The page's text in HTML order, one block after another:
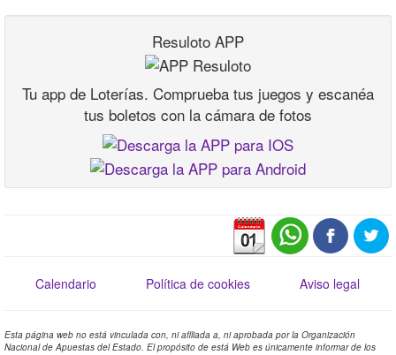
Resuloto APP
Tu app de Loterías. Comprueba tus juegos y escanéa
tus boletos con la cámara de fotos
Calendario Política de cookies Aviso legal
Esta página web no está vinculada con, ni afiliada a, ni aprobada por la Organización
Nacional de Apuestas del Estado. El propósito de está Web es únicamente informar de los